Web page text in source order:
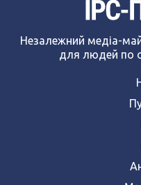
Незалежний медіа-
для людей по